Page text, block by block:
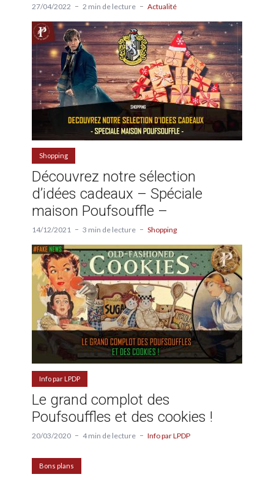
27/04/2022 2 min de lecture Actualité
Shopping
Découvrez notre sélection
d’idées cadeaux – Spéciale
maison Poufsouffle –
14/12/2021 3 min de lecture Shopping
Info par LPDP
Le grand complot des
Poufsouffles et des cookies !
20/03/2020 4 min de lecture Info par LPDP
Bons plans